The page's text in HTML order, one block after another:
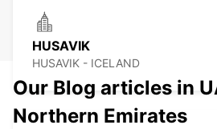
HUSAVIK
HUSAVIK - ICELAND
Our Blog articles in
Northern Emirates